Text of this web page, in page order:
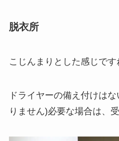
脱衣所
こじんまりとした感じです
ドライヤーの備え付けは
りません)必要な場合は、